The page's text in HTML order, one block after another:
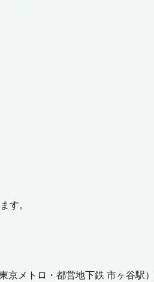
す。
京メトロ・都営地下鉄 市ヶ谷駅）